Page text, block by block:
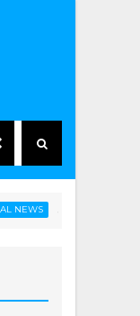
အမေရိကန်သားတွေကို